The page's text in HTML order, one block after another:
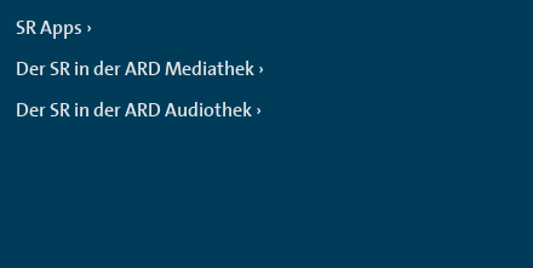
SR Apps
Der SR in der ARD Mediathek
Der SR in der ARD Audiothek